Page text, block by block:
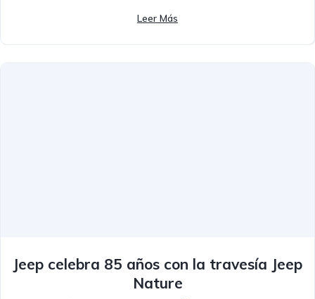
Leer Más
Jeep celebra 85 años con la travesía Jeep
Nature